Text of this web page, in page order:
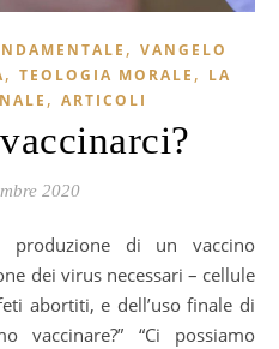
, VANGELO
, TEOLOGIA MORALE , LA
, ARTICOLI
2020
dei virus necessari – cellule
abortiti, e dell’uso finale di
vaccinare?” “Ci possiamo